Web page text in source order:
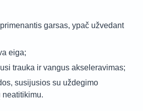
garsas, ypač užvedant
eiga;
trauka ir vangus akseleravimas;
susijusios su uždegimo
neatitikimu.